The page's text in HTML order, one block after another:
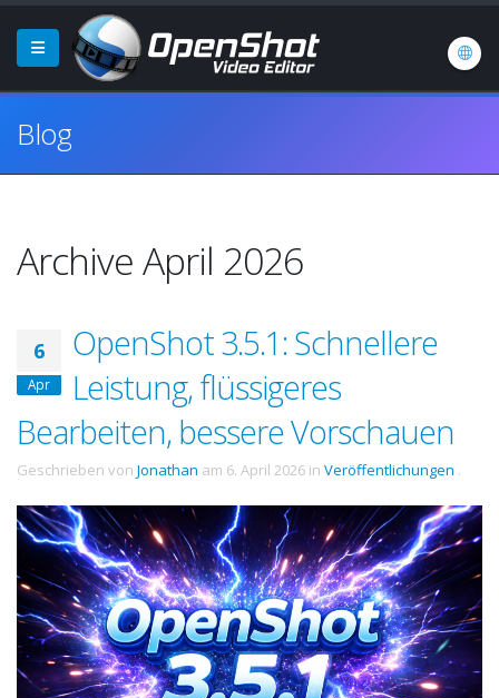
Blog
Archive April 2026
6
Apr
OpenShot 3.5.1: Schnellere
Leistung, flüssigeres
Bearbeiten, bessere Vorschauen
Geschrieben von Jonathan am 6. April 2026 in Veröffentlichungen .